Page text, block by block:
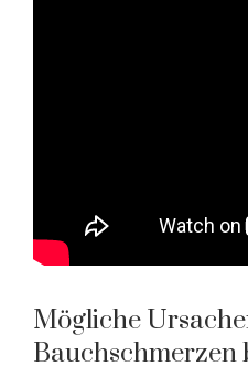
Mögliche
Bauchschmerzen